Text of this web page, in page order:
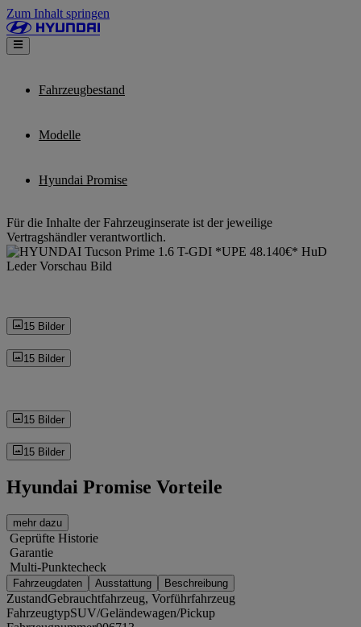
Zum Inhalt springen
Fahrzeugbestand
Modelle
Hyundai Promise
Für die Inhalte der Fahrzeuginserate ist der jeweilige
Vertragshändler verantwortlich.
15 Bilder
15 Bilder
15 Bilder
15 Bilder
Hyundai Promise Vorteile
mehr dazu
Geprüfte Historie
Garantie
Multi-Punktecheck
Fahrzeugdaten Ausstattung Beschreibung
ZustandGebrauchtfahrzeug, Vorführfahrzeug
FahrzeugtypSUV/Geländewagen/Pickup